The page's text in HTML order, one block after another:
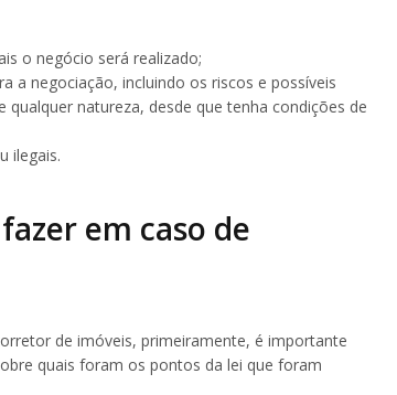
o negócio será realizado;
a negociação, incluindo os riscos e possíveis
natureza, desde que tenha condições de
ilegais.
em caso de
de imóveis, primeiramente, é importante
quais foram os pontos da lei que foram